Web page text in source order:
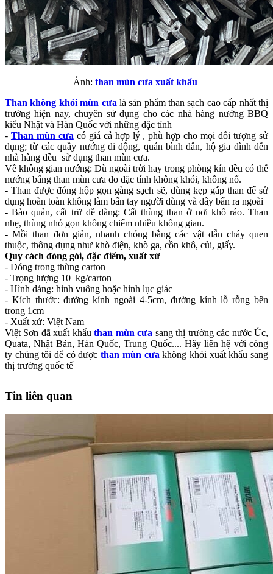
Ảnh: than mùn cưa xuất khẩu
Than không khói mùn cưa là sản phẩm than sạch cao cấp nhất thị
trường hiện nay, chuyên sử dụng cho các nhà hàng nướng BBQ
kiểu Nhật và Hàn Quốc với những đặc tính
- Than mùn cưa có giá cả hợp lý , phù hợp cho mọi đối tượng sử
dụng; từ các quầy nướng di động, quán bình dân, hộ gia đình đến
nhà hàng đều sử dụng than mùn cưa.
Về không gian nướng: Dù ngoài trời hay trong phòng kín đều có thể
nướng bằng than mùn cưa do đặc tính không khói, không nổ.
- Than được đóng hộp gọn gàng sạch sẽ, dùng kẹp gắp than để sử
dụng hoàn toàn không làm bẩn tay người dùng và dây bẩn ra ngoài
- Bảo quản, cất trữ dễ dàng: Cất thùng than ở nơi khô ráo. Than
nhẹ, thùng nhỏ gọn không chiếm nhiều không gian.
- Mồi than đơn giản, nhanh chóng bằng các vật dẫn cháy quen
thuộc, thông dụng như khò điện, khò ga, cồn khô, củi, giấy.
Quy cách đóng gói, đặc điểm, xuất xứ
- Đóng trong thùng carton
- Trọng lượng 10 kg/carton
- Hình dáng: hình vuông hoặc hình lục giác
- Kích thước: đường kính ngoài 4-5cm, đường kính lỗ rỗng bên
trong 1cm
- Xuất xứ: Việt Nam
Việt Sơn đã xuất khẩuthan mùn cưa sang thị trường các nước Úc,
Quata, Nhật Bản, Hàn Quốc, Trung Quốc.... Hãy liên hệ với công
ty chúng tôi để có đượcthan mùn cưa không khói xuất khẩu sang
thị trường quốc tế
Tin liên quan